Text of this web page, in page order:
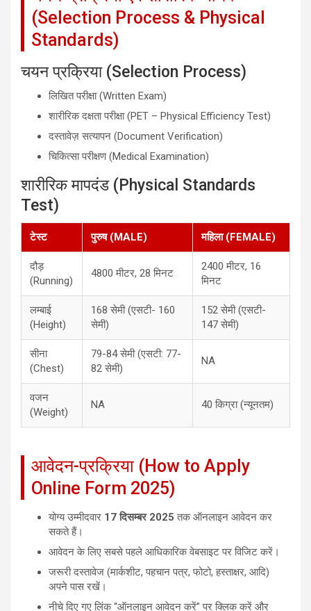
(Selection Process & Physical
Standards)
चयन प्रक्रिया (Selection Process)
लिखित परीक्षा (Written Exam)
शारीरिक दक्षता परीक्षा (PET – Physical Efficiency Test)
दस्तावेज़ सत्यापन (Document Verification)
चिकित्सा परीक्षण (Medical Examination)
शारीरिक मापदंड (Physical Standards
Test)
टेस्ट पुरुष (MALE) महिला (FEMALE)
दौड़
(Running)
4800 मीटर, 28 मिनट
2400 मीटर, 16
मिनट
लम्बाई
(Height)
168 सेमी (एसटी- 160
सेमी)
152 सेमी (एसटी-
147 सेमी)
सीना
(Chest)
79-84 सेमी (एसटी: 77-
82 सेमी)
NA
वजन
(Weight)
NA 40 किग्रा (न्यूनतम)
आवेदन-प्रक्रिया (How to Apply
Online Form 2025)
योग्य उम्मीदवार 17 दिसम्बर 2025 तक ऑनलाइन आवेदन कर
सकते हैं।
आवेदन के लिए सबसे पहले आधिकारिक वेबसाइट पर विजिट करें।
जरूरी दस्तावेज (मार्कशीट, पहचान पत्र, फोटो, हस्ताक्षर, आदि)
अपने पास रखें।
नीचे दिए गए लिंक “ऑनलाइन आवेदन करें” पर क्लिक करें और